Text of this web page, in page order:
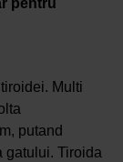
Multi
putand
gatului. Tiroida